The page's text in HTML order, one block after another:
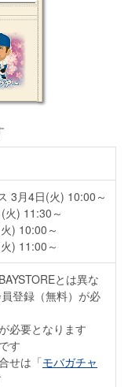
3月4日(火) 10:00～
火) 11:30～
) 10:00～
) 11:00～
とは異な
登録（無料）が必
必要となります
す
せは「モバガチャ